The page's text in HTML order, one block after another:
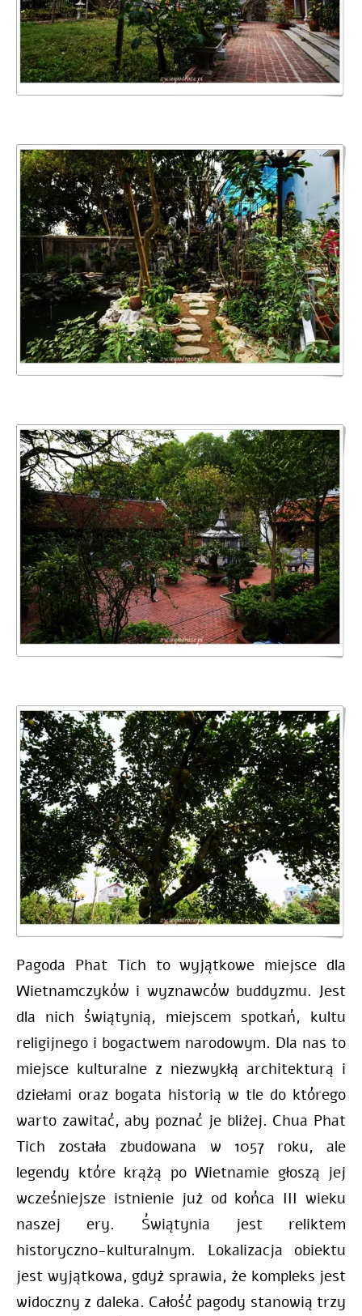
Pagoda Phat Tich to wyjątkowe miejsce dla
Wietnamczyków i wyznawców buddyzmu. Jest
dla nich świątynią, miejscem spotkań, kultu
religijnego i bogactwem narodowym. Dla nas to
miejsce kulturalne z niezwykłą architekturą i
dziełami oraz bogata historią w tle do którego
warto zawitać, aby poznać je bliżej. Chua Phat
Tich została zbudowana w 1057 roku, ale
legendy które krążą po Wietnamie głoszą jej
wcześniejsze istnienie już od końca III wieku
naszej ery. Świątynia jest reliktem
historyczno-kulturalnym. Lokalizacja obiektu
jest wyjątkowa, gdyż sprawia, że kompleks jest
widoczny z daleka. Całość pagody stanowią trzy